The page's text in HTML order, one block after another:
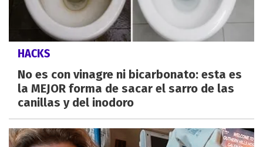
HACKS
No es con vinagre ni bicarbonato: esta es
la MEJOR forma de sacar el sarro de las
canillas y del inodoro